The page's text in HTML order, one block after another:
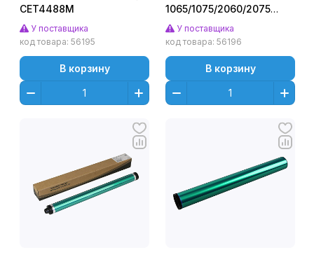
CET4488M
У поставщика
код товара: 56195
В корзину
1065/1075/2060/2075
(CET), 700000 стр.,
CET1892
У поставщика
код товара: 56196
В корзину